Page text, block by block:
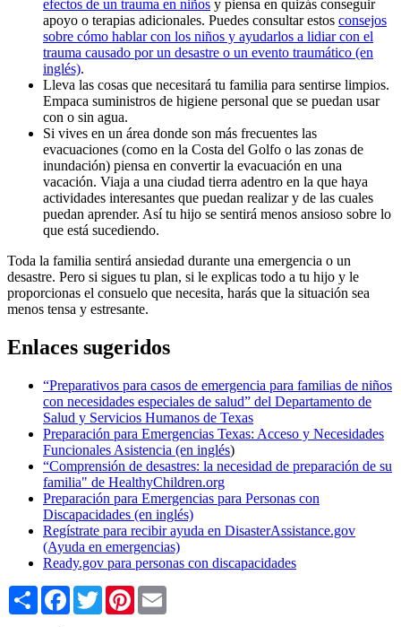
efectos de un trauma en niños y piensa en quizás conseguir
apoyo o terapias adicionales. Puedes consultar estos consejos
sobre cómo hablar con los niños y ayudarlos a lidiar con el
trauma causado por un desastre o un evento traumático (en
inglés).
Lleva las cosas que necesitará tu familia para sentirse limpios.
Empaca suministros de higiene personal que se puedan usar
con o sin agua.
Si vives en un área donde son más frecuentes las
evacuaciones (como en la Costa del Golfo o las zonas de
inundación) piensa en convertir la evacuación en una
vacación. Viaja a una ciudad tierra adentro en la que haya
actividades interesantes que puedan realizar y de las cuales
puedan aprender. Así tu hijo se sentirá menos ansioso sobre lo
que está sucediendo.
Toda la familia sentirá ansiedad durante una emergencia o un
desastre. Pero si sigues tu plan, si le explicas todo a tu hijo y le
proporcionas el consuelo que necesita, harás que la situación sea
menos tensa y estresante.
Enlaces sugeridos
“Preparativos para casos de emergencia para familias de niños
con necesidades especiales de salud” del Departamento de
Salud y Servicios Humanos de Texas
Preparación para Emergencias Texas: Acceso y Necesidades
Funcionales Asistencia (en inglés)
“Comprensión de desastres: la necesidad de preparación de su
familia" de HealthyChildren.org
Preparación para Emergencias para Personas con
Discapacidades (en inglés)
Regístrate para recibir ayuda en DisasterAssistance.gov
(Ayuda en emergencias)
Ready.gov para personas con discapacidades
Share Facebook
TwitterPinterest